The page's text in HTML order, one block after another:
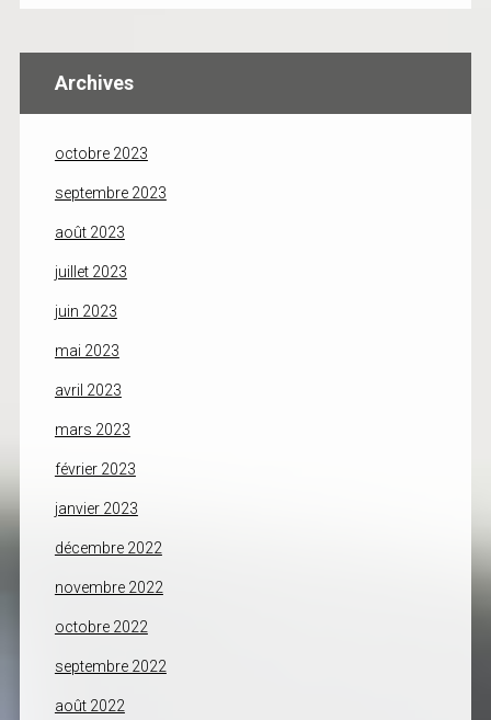
Archives
octobre 2023
septembre 2023
août 2023
juillet 2023
juin 2023
mai 2023
avril 2023
mars 2023
février 2023
janvier 2023
décembre 2022
novembre 2022
octobre 2022
septembre 2022
août 2022